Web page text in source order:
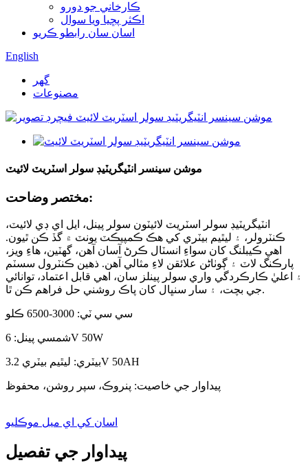
ڪارخاني جو دورو
اڪثر پڇيا ويا سوال
اسان سان رابطو ڪريو
English
گھر
مصنوعات
موشن سينسر انٽيگريٽيڊ سولر اسٽريٽ لائيٽ
مختصر وضاحت:
انٽيگريٽيڊ سولر اسٽريٽ لائيٽون سولر پينل، ايل اي ڊي لائيٽ،
ڪنٽرولر، ۽ ليٿيم بيٽري کي هڪ ڪمپيڪٽ يونٽ ۾ گڏ ڪن ٿيون.
اهي ڪيبلنگ کان سواءِ انسٽال ڪرڻ آسان آهن، گهٽين، هاءِ ويز،
پارڪنگ لاٽ ۽ ڳوٺاڻن علائقن لاءِ مثالي آهن. ذهين ڪنٽرول سسٽم
۽ اعليٰ ڪارڪردگي واري سولر پينلز سان، اهي قابل اعتماد، توانائي
جي بچت، ۽ سار سنڀال کان پاڪ روشني حل فراهم ڪن ٿا.
سي سي ٽي: 3000-6500 ڪلو
شمسي پينل: 6V 50W
بيٽري: ليٿيم بيٽري 3.2V 50AH
پيداوار جي خاصيت: پنروڪ، سپر روشن، محفوظ
اسان کي اي ميل موڪليو
پيداوار جي تفصيل